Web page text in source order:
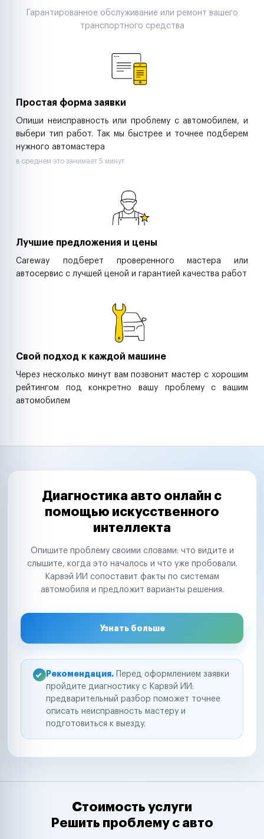
Строительные компании
Аренда спецтехники
Гарантированное обслуживание или ремонт вашего
транспортного средства
Простая форма заявки
Опиши неисправность или проблему с автомобилем, и
выбери тип работ. Так мы быстрее и точнее подберем
нужного автомастера
в среднем это занимает 5 минут
Лучшие предложения и цены
Careway подберет проверенного мастера или
автосервис с лучшей ценой и гарантией качества работ
Свой подход к каждой машине
Через несколько минут вам позвонит мастер с хорошим
рейтингом под конкретно вашу проблему с вашим
автомобилем
Диагностика авто онлайн с
помощью искусственного
интеллекта
Опишите проблему своими словами: что видите и
слышите, когда это началось и что уже пробовали.
Карвэй ИИ сопоставит факты по системам
автомобиля и предложит варианты решения.
Узнать больше
Рекомендация. Перед оформлением заявки
пройдите диагностику с Карвэй ИИ:
предварительный разбор поможет точнее
описать неисправность мастеру и
подготовиться к выезду.
Стоимость услуги
Решить проблему с авто